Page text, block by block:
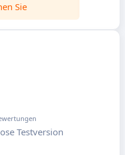
Sie
Testversion